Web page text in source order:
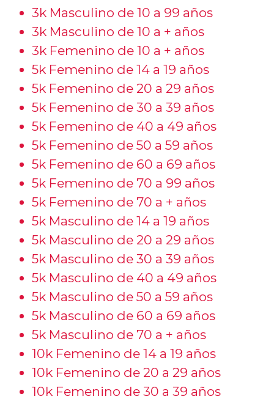
3k Masculino de 10 a 99 años
3k Masculino de 10 a + años
3k Femenino de 10 a + años
5k Femenino de 14 a 19 años
5k Femenino de 20 a 29 años
5k Femenino de 30 a 39 años
5k Femenino de 40 a 49 años
5k Femenino de 50 a 59 años
5k Femenino de 60 a 69 años
5k Femenino de 70 a 99 años
5k Femenino de 70 a + años
5k Masculino de 14 a 19 años
5k Masculino de 20 a 29 años
5k Masculino de 30 a 39 años
5k Masculino de 40 a 49 años
5k Masculino de 50 a 59 años
5k Masculino de 60 a 69 años
5k Masculino de 70 a + años
10k Femenino de 14 a 19 años
10k Femenino de 20 a 29 años
10k Femenino de 30 a 39 años